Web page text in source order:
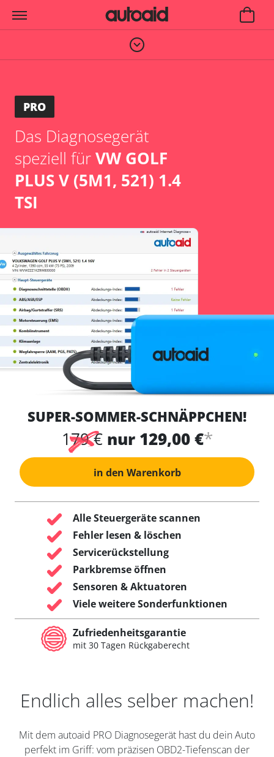
PRO
Das Diagnosegerät
speziell fürVW GOLF
PLUS V (5M1, 521) 1.4
TSI
SUPER-SOMMER-SCHNÄPPCHEN!
179 € nur 129,00 €*
in den Warenkorb
Alle Steuergeräte scannen
Fehler lesen & löschen
Servicerückstellung
Parkbremse öffnen
Sensoren & Aktuatoren
Viele weitere Sonderfunktionen
Zufriedenheitsgarantie
mit 30 Tagen Rückgaberecht
Endlich alles selber machen!
Mit dem autoaid PRO Diagnosegerät hast du dein Auto
perfekt im Griff: vom präzisen OBD2-Tiefenscan der